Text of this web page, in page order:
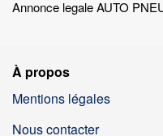
Annonce legale AUTO
À propos
Mentions légales
Nous contacter